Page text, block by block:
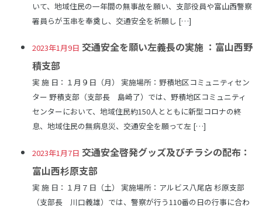
いて、地域住民の一年間の無事故を願い、支部役員や富山西警察
署員らが玉串を奉奠し、交通安全を祈願し […]
2023年1月9日 交通安全を願い左義長の実施 ：富山西野
積支部
実 施 日：１月９日（月） 実施場所：野積地区コミュニティセン
ター 野積支部（支部長 島崎了）では、野積地区コミュニティ
センターにおいて、地域住民約150人とともに新型コロナの終
息、地域住民の無病息災、交通安全を願って左 […]
2023年1月7日 交通安全啓発グッズ及びチラシの配布：
富山西杉原支部
実 施 日：１月７日（土） 実施場所：アルビス八尾店 杉原支部
（支部長 川口義雄）では、警察が行う110番の日の行事に合わ